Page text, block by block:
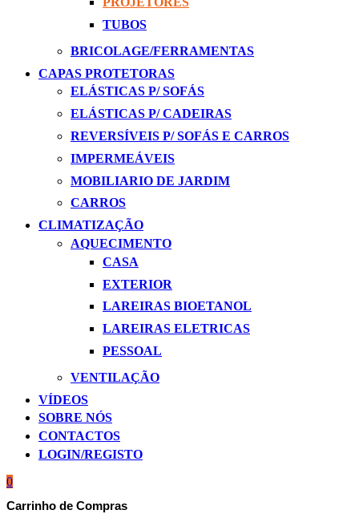
TUBOS
BRICOLAGE/FERRAMENTAS
CAPAS PROTETORAS
ELÁSTICAS P/ SOFÁS
ELÁSTICAS P/ CADEIRAS
REVERSÍVEIS P/ SOFÁS E CARROS
IMPERMEÁVEIS
MOBILIARIO DE JARDIM
CARROS
CLIMATIZAÇÃO
AQUECIMENTO
CASA
EXTERIOR
LAREIRAS BIOETANOL
LAREIRAS ELETRICAS
PESSOAL
VENTILAÇÃO
VÍDEOS
SOBRE NÓS
CONTACTOS
LOGIN/REGISTO
0
Carrinho de Compras